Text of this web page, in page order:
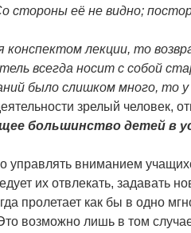
стороны её не видно;
конспектом лекции, то
всегда носит с собой
было слишком много, то
зрелый человек,
большинство детей в
управлять вниманием
их отвлекать, задавать
пролетает как бы в одно
возможно лишь в том